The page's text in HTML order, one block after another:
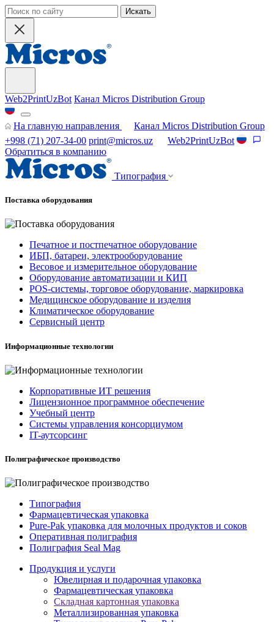
Искать
Web2PrintUzBot Канал Micros Distribution Group
На главную направления
Канал Micros Distribution Group
+998 (71) 207-34-00 print@micros.uz
Web2PrintUzBot
Обратиться в компанию
Типография
Поставка оборудования
Печатное и постпечатное оборудование
ИБП, батареи, электрооборудование
Весовое и измерительное оборудование
Оборудование автоматизации и КИП
POS-системы, торговое оборудование, маркировка
Медицинское оборудование и изделия
Климатическое оборудование
Сервисный центр
Информационные технологии
Корпоративные ИТ решения
Лицензионное программное обеспечение
Учебный центр
Системы управления консорциумом
IT-аутсорсинг
Полиграфическое производство
Типография
Фармацевтическая упаковка
Pure-Pak упаковка для молочных продуктов и соков
Оперативная полиграфия
Полиграфия Seal Mag
Продукция и услуги
Ювелирная и подарочная упаковка
Фармацевтическая упаковка
Складная картонная упаковка
Металлизированная упаковка